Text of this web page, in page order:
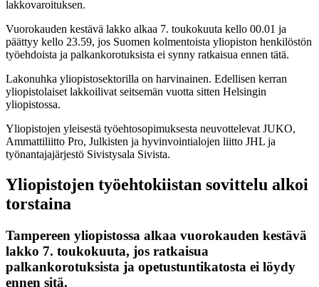
lakkovaroituksen.
Vuorokauden kestävä lakko alkaa 7. toukokuuta kello 00.01 ja
päättyy kello 23.59, jos Suomen kolmentoista yliopiston henkilöstön
työehdoista ja palkankorotuksista ei synny ratkaisua ennen tätä.
Lakonuhka yliopistosektorilla on harvinainen. Edellisen kerran
yliopistolaiset lakkoilivat seitsemän vuotta sitten Helsingin
yliopistossa.
Yliopistojen yleisestä työehtosopimuksesta neuvottelevat JUKO,
Ammattiliitto Pro, Julkisten ja hyvinvointialojen liitto JHL ja
työnantajajärjestö Sivistysala Sivista.
Yliopistojen työehtokiistan sovittelu alkoi
torstaina
Tampereen yliopistossa alkaa vuorokauden kestävä
lakko 7. toukokuuta, jos ratkaisua
palkankorotuksista ja opetustuntikatosta ei löydy
ennen sitä.